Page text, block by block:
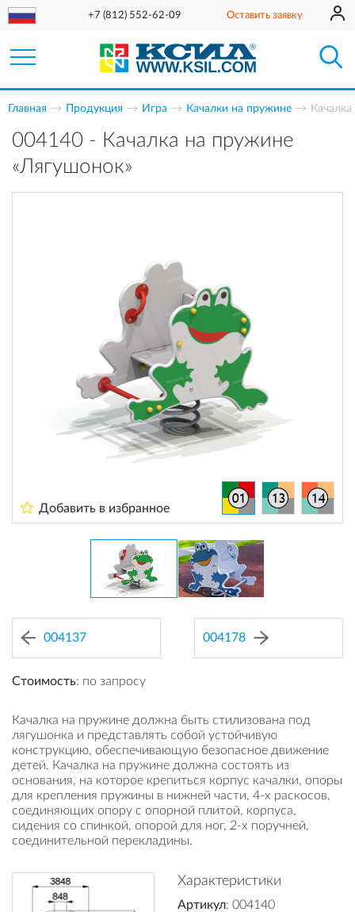
+7 (812) 552-62-09 Оставить заявку
Главная Продукция Игра Качалки на пружине
004140 - Качалка на пружине
«Лягушонок»
Добавить в избранное
004137 004178
Стоимость: по запросу
Качалка на пружине должна быть стилизована под
лягушонка и представлять собой устойчивую
конструкцию, обеспечивающую безопасное движение
детей. Качалка на пружине должна состоять из
основания, на которое крепиться корпус качалки, опоры
для крепления пружины в нижней части, 4-х раскосов,
соединяющих опору с опорной плитой, корпуса,
сидения со спинкой, опорой для ног, 2-х поручней,
соединительной перекладины.
Характеристики
Артикул: 004140